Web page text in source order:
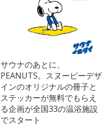
サウナのあとに、
PEANUTS。スヌーピーデザ
インのオリジナルの冊子と
ステッカーが無料でもらえ
る企画が全国33の温浴施設
でスタート